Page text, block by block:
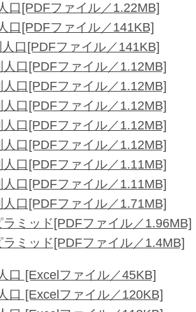
口[PDFファイル／1.22MB]
口[PDFファイル／141KB]
口[PDFファイル／141KB]
口[PDFファイル／1.12MB]
口[PDFファイル／1.12MB]
口[PDFファイル／1.12MB]
口[PDFファイル／1.12MB]
口[PDFファイル／1.12MB]
口[PDFファイル／1.11MB]
口[PDFファイル／1.11MB]
口[PDFファイル／1.71MB]
ミッド[PDFファイル／1.96MB]
ミッド[PDFファイル／1.4MB]
口 [Excelファイル／45KB]
口 [Excelファイル／120KB]